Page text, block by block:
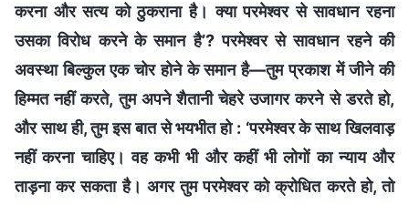
करना और सत्य को ठुकराना है। क्या परमेश्वर से सावधान रहना
उसका विरोध करने के समान है’? परमेश्वर से सावधान रहने की
अवस्था बिल्कुल एक चोर होने के समान है—तुम प्रकाश में जीने की
हिम्मत नहीं करते, तुम अपने शैतानी चेहरे उजागर करने से डरते हो,
और साथ ही, तुम इस बात से भयभीत हो : ‘परमेश्वर के साथ खिलवाड़
नहीं करना चाहिए। वह कभी भी और कहीं भी लोगों का न्याय और
ताड़ना कर सकता है। अगर तुम परमेश्वर को क्रोधित करते हो, तो